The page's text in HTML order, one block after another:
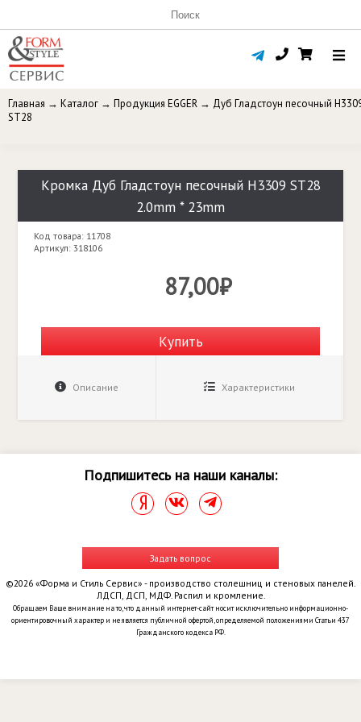
Главная → Каталог → Продукция EGGER → Дуб Гладстоун песочный
ST28
Кромка Дуб Гладстоун песочный H3309 ST28
2.0mm * 23mm
Код товара: 11708
Артикул: 318106
87,00₽
Купить
Описание Характеристики
Подпишитесь на наши каналы:
Задать вопрос
©2026 «Форма и Стиль Сервис» - производство столешниц и стеновых панелей.
ЛДСП, ДСП, МДФ. Распил и кромление.
Обращаем Ваше внимание на то, что данный интернет-сайт носит исключительно информационно-
ориентировочный характер и не является публичной офертой, определяемой положениями Статьи 437
Гражданского кодекса РФ.